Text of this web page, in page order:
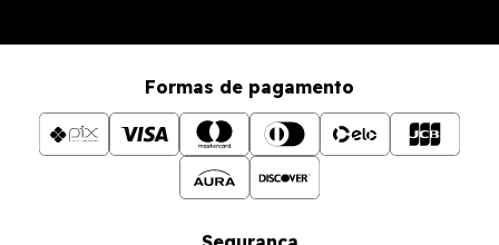
Formas de pagamento